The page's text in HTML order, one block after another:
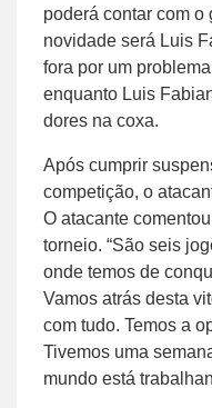
poderá contar com
novidade será Luis
fora por um
enquanto Luis
dores na coxa.
Após cumprir
competição, o
O atacante
torneio. “São seis
onde temos de
Vamos atrás desta
com tudo. Temos a
Tivemos uma
mundo está